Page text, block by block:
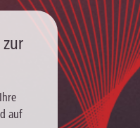
auf